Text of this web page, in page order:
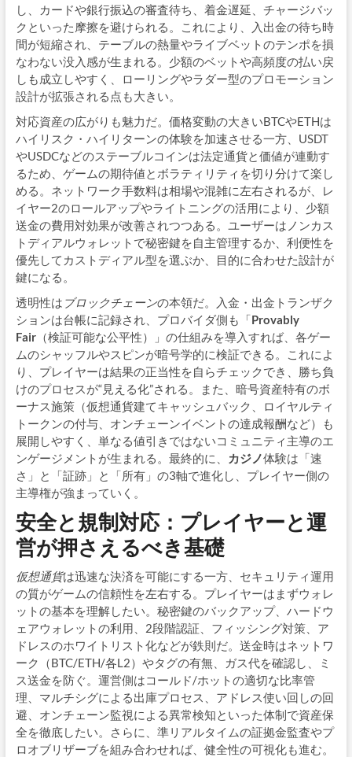
し、カードや銀行振込の審査待ち、着金遅延、チャージバッ
クといった摩擦を避けられる。これにより、入出金の待ち時
間が短縮され、テーブルの熱量やライブベットのテンポを損
なわない没入感が生まれる。少額のベットや高頻度の払い戻
しも成立しやすく、ローリングやラダー型のプロモーション
設計が拡張される点も大きい。
対応資産の広がりも魅力だ。価格変動の大きいBTCやETHは
ハイリスク・ハイリターンの体験を加速させる一方、USDT
やUSDCなどのステーブルコインは法定通貨と価値が連動す
るため、ゲームの期待値とボラティリティを切り分けて楽し
める。ネットワーク手数料は相場や混雑に左右されるが、レ
イヤー2のロールアップやライトニングの活用により、少額
送金の費用対効果が改善されつつある。ユーザーはノンカス
トディアルウォレットで秘密鍵を自主管理するか、利便性を
優先してカストディアル型を選ぶか、目的に合わせた設計が
鍵になる。
透明性は ブロックチェーンの本領だ。入金・出金トランザク
ションは台帳に記録され、プロバイダ側も「Provably
Fair（検証可能な公平性）」の仕組みを導入すれば、各ゲー
ムのシャッフルやスピンが暗号学的に検証できる。これによ
り、プレイヤーは結果の正当性を自らチェックでき、勝ち負
けのプロセスが“見える化”される。また、暗号資産特有のボ
ーナス施策（仮想通貨建てキャッシュバック、ロイヤルティ
トークンの付与、オンチェーンイベントの達成報酬など）も
展開しやすく、単なる値引きではないコミュニティ主導のエ
ンゲージメントが生まれる。最終的に、
カジノ体験は「速
さ」と「証跡」と「所有」の3軸で進化し、プレイヤー側の
主導権が強まっていく。
安全と規制対応：プレイヤーと運
営が押さえるべき基礎
仮想通貨は迅速な決済を可能にする一方、セキュリティ運用
の質がゲームの信頼性を左右する。プレイヤーはまずウォレ
ットの基本を理解したい。秘密鍵のバックアップ、ハードウ
ェアウォレットの利用、2段階認証、フィッシング対策、ア
ドレスのホワイトリスト化などが鉄則だ。送金時はネットワ
ーク（BTC/ETH/各L2）やタグの有無、ガス代を確認し、ミ
ス送金を防ぐ。運営側はコールド/ホットの適切な比率管
理、マルチシグによる出庫プロセス、アドレス使い回しの回
避、オンチェーン監視による異常検知といった体制で資産保
全を徹底したい。さらに、準リアルタイムの証拠金監査やプ
ロオブリザーブを組み合わせれば、健全性の可視化も進む。